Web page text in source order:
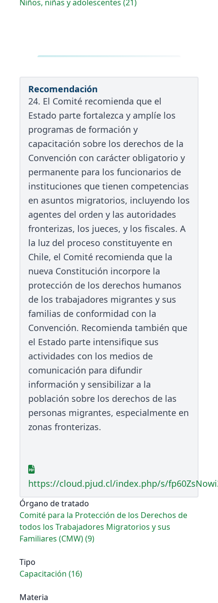
Niños, niñas y adolescentes (21)
Recomendación
24. El Comité recomienda que el
Estado parte fortalezca y amplíe los
programas de formación y
capacitación sobre los derechos de la
Convención con carácter obligatorio y
permanente para los funcionarios de
instituciones que tienen competencias
en asuntos migratorios, incluyendo los
agentes del orden y las autoridades
fronterizas, los jueces, y los fiscales. A
la luz del proceso constituyente en
Chile, el Comité recomienda que la
nueva Constitución incorpore la
protección de los derechos humanos
de los trabajadores migrantes y sus
familias de conformidad con la
Convención. Recomienda también que
el Estado parte intensifique sus
actividades con los medios de
comunicación para difundir
información y sensibilizar a la
población sobre los derechos de las
personas migrantes, especialmente en
zonas fronterizas.
https://cloud.pjud.cl/index.php/s/
Órgano de tratado
Comité para la Protección de los Derechos de
todos los Trabajadores Migratorios y sus
Familiares (CMW) (9)
Tipo
Capacitación (16)
Materia